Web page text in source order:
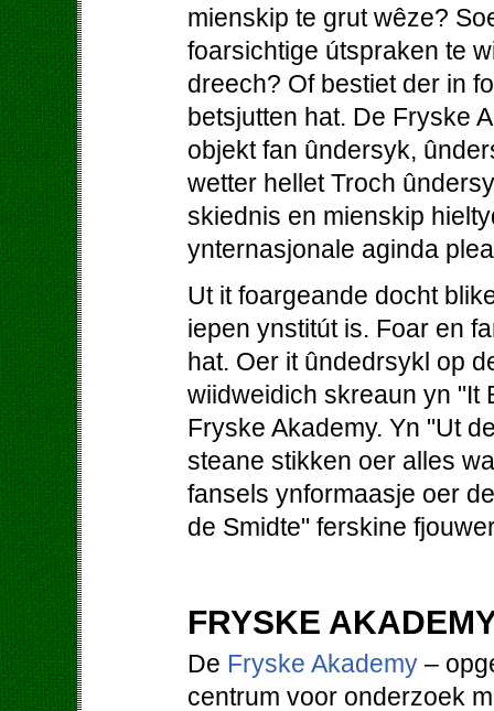
mienskip te grut wêze?
foarsichtige útspraken te
dreech? Of bestiet der in
betsjutten hat. De Fryske
objekt fan ûndersyk,
wetter hellet Troch
skiednis en mienskip
ynternasjonale aginda
Ut it foargeande docht
iepen ynstitút is. Foar en
hat. Oer it ûndedrsykl op
wiidweidich skreaun yn "It
Fryske Akademy. Yn "Ut
steane stikken oer alles
fansels ynformaasje oer
de Smidte" ferskine
FRYSKE
De Fryske Akademy –
centrum voor onderzoek